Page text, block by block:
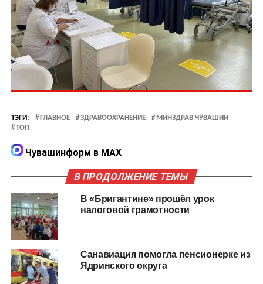
ТЭГИ: ГЛАВНОЕ ЗДРАВООХРАНЕНИЕ
МИНЗДРАВ ЧУВАШИИ
ТОП
Чувашинформ в MAX
В ПРОДОЛЖЕНИЕ ТЕМЫ
В «Бригантине» прошёл урок
налоговой грамотности
Санавиация помогла пенсионерке из
Ядринского округа